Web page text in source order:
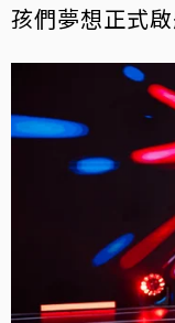
孩們夢想正式